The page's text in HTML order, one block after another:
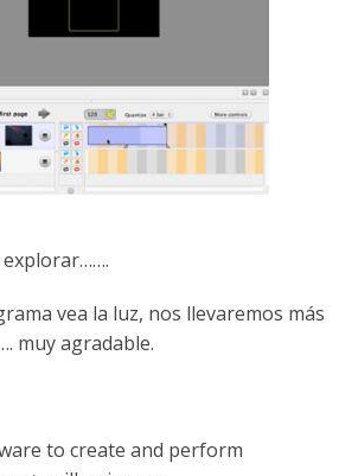
explorar…….
vea la luz, nos llevaremos más
muy agradable.
to create and perform